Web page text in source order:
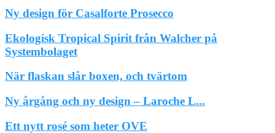
Ny design för Casalforte Prosecco
Ekologisk Tropical Spirit från Walcher på
Systembolaget
När flaskan slår boxen, och tvärtom
Ny årgång och ny design – Laroche L...
Ett nytt rosé som heter OVE